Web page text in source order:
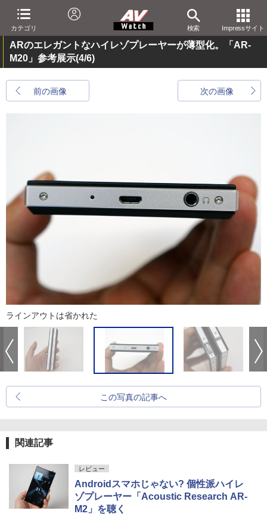
カテゴリ 検索 Impressサイト
ARのエレガントなハイレゾプレーヤーが薄型化。「AR-
M20」参考展示(4/6)
前の画像 次の画像
ラインアウトは省かれた
この写真の記事へ
関連記事
レビュー
Androidスマホじゃない? 個性派ハイレ
ゾプレーヤー「Acoustic Research AR-
M2」を聴く